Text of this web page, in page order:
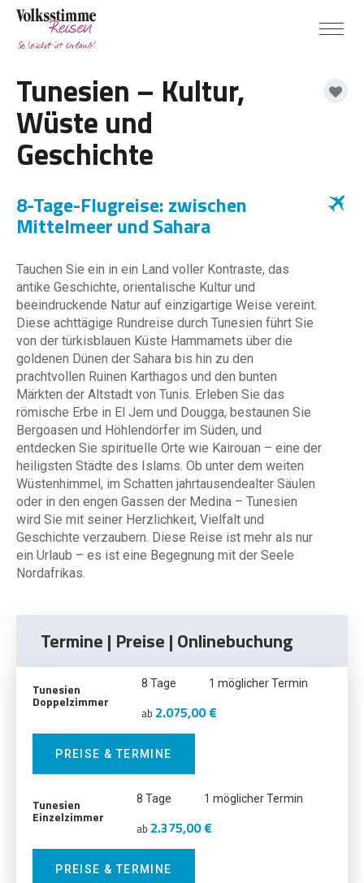
Tunesien – Kultur,
Wüste und
Geschichte
8-Tage-Flugreise: zwischen
Mittelmeer und Sahara
Tauchen Sie ein in ein Land voller Kontraste, das
antike Geschichte, orientalische Kultur und
beeindruckende Natur auf einzigartige Weise vereint.
Diese achttägige Rundreise durch Tunesien führt Sie
von der türkisblauen Küste Hammamets über die
goldenen Dünen der Sahara bis hin zu den
prachtvollen Ruinen Karthagos und den bunten
Märkten der Altstadt von Tunis. Erleben Sie das
römische Erbe in El Jem und Dougga, bestaunen Sie
Bergoasen und Höhlendörfer im Süden, und
entdecken Sie spirituelle Orte wie Kairouan – eine der
heiligsten Städte des Islams. Ob unter dem weiten
Wüstenhimmel, im Schatten jahrtausendealter Säulen
oder in den engen Gassen der Medina – Tunesien
wird Sie mit seiner Herzlichkeit, Vielfalt und
Geschichte verzaubern. Diese Reise ist mehr als nur
ein Urlaub – es ist eine Begegnung mit der Seele
Nordafrikas.
Termine | Preise | Onlinebuchung
Tunesien
Doppelzimmer
8 Tage 1 möglicher Termin
ab 2.075,00 €
PREISE & TERMINE
Tunesien
Einzelzimmer
8 Tage 1 möglicher Termin
ab 2.375,00 €
PREISE & TERMINE